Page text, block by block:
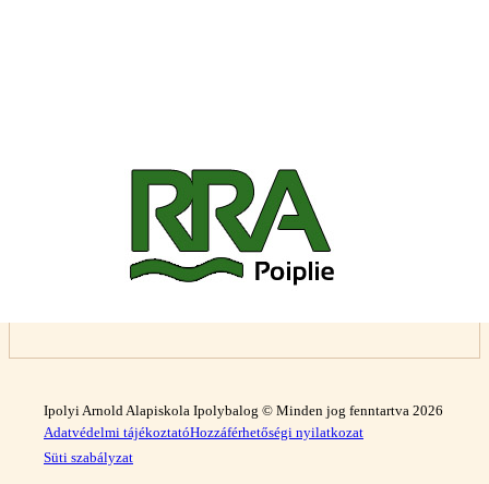
Ipolyi Arnold Alapiskola Ipolybalog © Minden jog fenntartva 2026
Adatvédelmi tájékoztatóHozzáférhetőségi nyilatkozat
Süti szabályzat